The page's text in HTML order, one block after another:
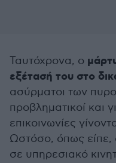
Ταυτόχρονα, ο
εξέτασή του στο
ασύρματοι των
προβληματικοί και
επικοινωνίες
Ωστόσο, όπως είπε,
σε υπηρεσιακό